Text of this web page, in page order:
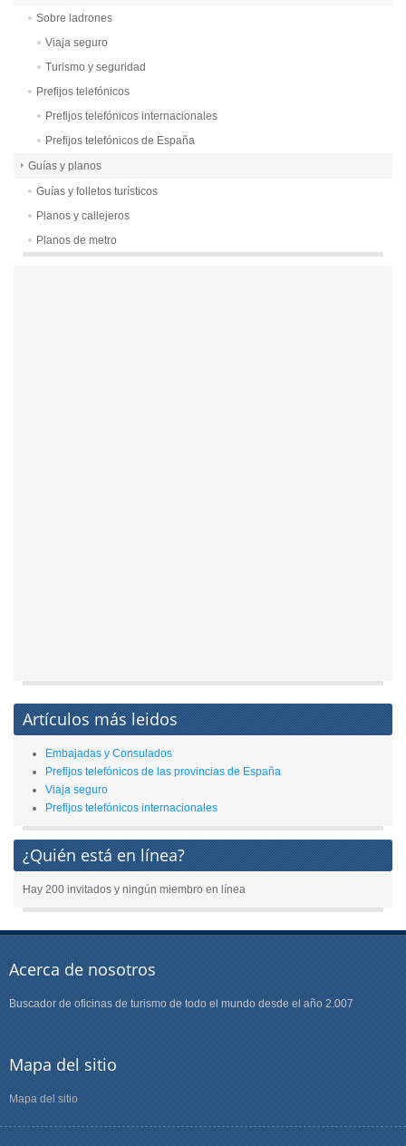
Sobre ladrones
Viaja seguro
Turismo y seguridad
Prefijos telefónicos
Prefijos telefónicos internacionales
Prefijos telefónicos de España
Guías y planos
Guías y folletos turísticos
Planos y callejeros
Planos de metro
Artículos más leidos
Embajadas y Consulados
Prefijos telefónicos de las provincias de España
Viaja seguro
Prefijos telefónicos internacionales
¿Quién está en línea?
Hay 200 invitados y ningún miembro en línea
Acerca de nosotros
Buscador de oficinas de turismo de todo el mundo desde el año 2.007
Mapa del sitio
Mapa del sitio